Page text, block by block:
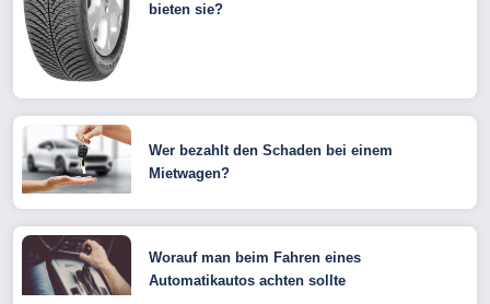
bieten sie?
Wer bezahlt den Schaden bei einem
Mietwagen?
Worauf man beim Fahren eines
Automatikautos achten sollte